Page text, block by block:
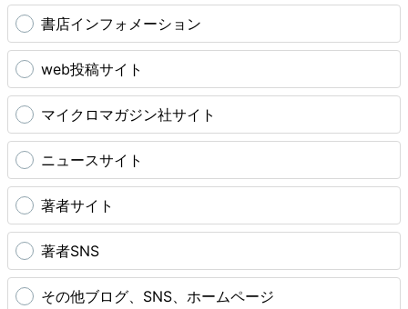
書店インフォメーション
web投稿サイト
マイクロマガジン社サイト
ニュースサイト
著者サイト
著者SNS
その他ブログ、SNS、ホームページ